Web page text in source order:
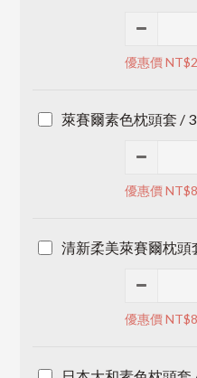
優惠價
萊賽爾素色枕頭套 /
優惠價
清新柔美萊賽爾枕頭
優惠價